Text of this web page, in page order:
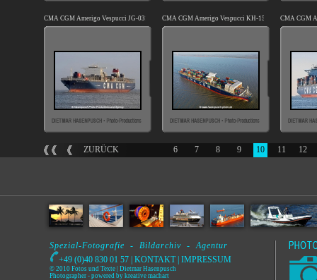
CMA CGM Amerigo Vespucci JG-031211-01.jpgCMA CGM Amerigo Vespucci KH-151118-6.jpgCMA CGM
ZURÜCK 6 7 8 9 10 11 12
Spezial-Fotografie - Bildarchiv - Agentur
+49 (0)40 830 01 57 | KONTAKT| IMPRESSUM
© 2010 Fotos und Texte | Dietmar Hasenpusch
Photographer - powered by kreative machart